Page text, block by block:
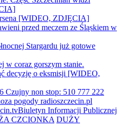
[WIDEO, ZDJĘCIA]
przed meczem ze Śląskiem w
Stargardu już gotowe
w coraz gorszym stanie.
decyzję o eksmisji [WIDEO,
Czujny non stop: 510 777 222
pogody radioszczecin.pl
Biuletyn Informacji Publicznej
CZCIONKA DUŻY